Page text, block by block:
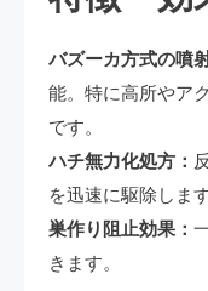
バズーカ方式の噴
能。特に高所やア
です。
ハチ無力化処方：
を迅速に駆除します
巣作り阻止効果：
きます。